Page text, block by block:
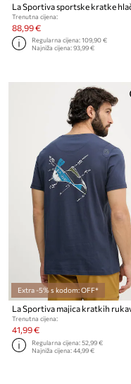
Trenutna cijena:
88,99 €
Regularna cijena:109,90 €
Najniža cijena:93,99 €
Extra -5% s kodom: OFF*
Trenutna cijena:
41,99 €
Regularna cijena:52,99 €
Najniža cijena:44,99 €